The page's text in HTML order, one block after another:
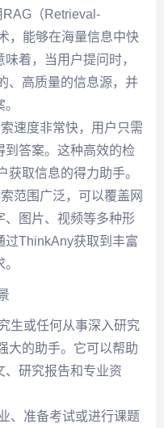
（Retrieval-
，能够在海量信息中快
着，当用户提问时，
、高质量的信息源，并
速度非常快，用户只需
到答案。这种高效的检
取信息的得力助手。
范围广泛，可以覆盖网
、图片、视频等多种形
过ThinkAny获取到丰富
生或任何从事深入研究
大的助手。它可以帮助
、研究报告和专业资
、准备考试或进行课题